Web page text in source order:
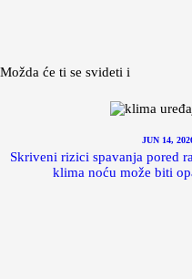
Možda će ti se svideti i
JUN 14,
Skriveni rizici spavanja pored
klima noću može biti